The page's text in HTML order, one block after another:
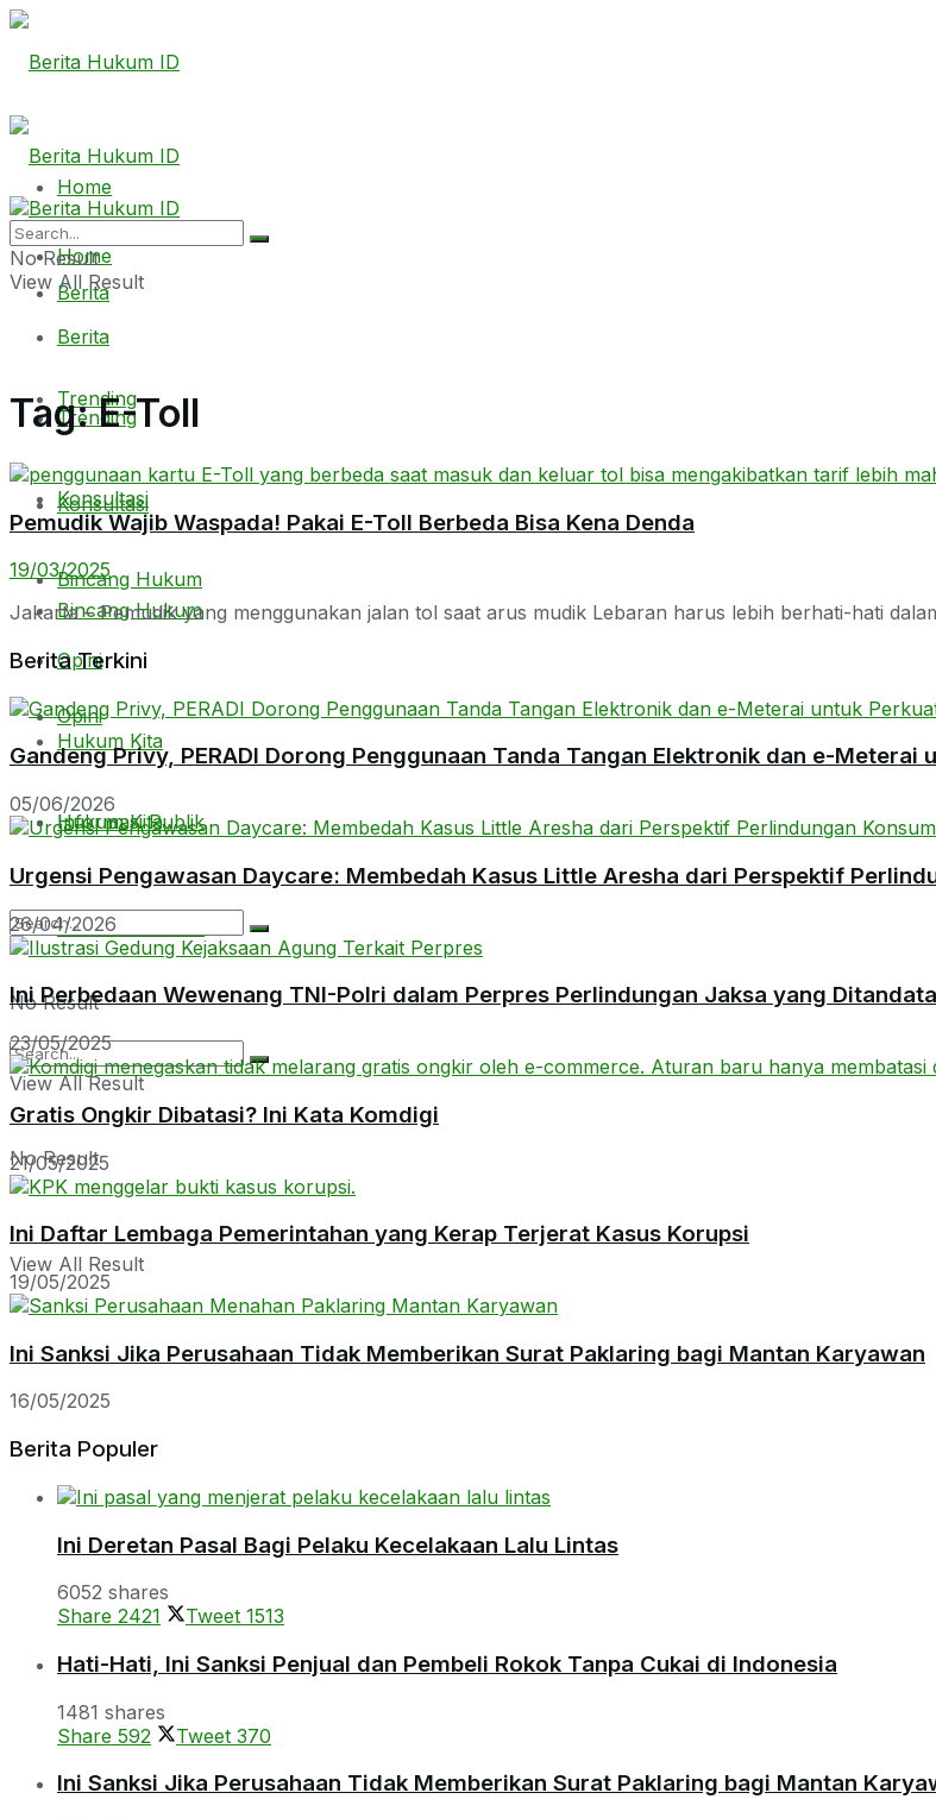
Home
Berita
Trending
Konsultasi
Bincang Hukum
Opini
Hukum Kita
Informasi Publik
No Result
View All Result
Home
Berita
Trending
Konsultasi
Bincang Hukum
Opini
Hukum Kita
Informasi Publik
No Result
View All Result
No Result
View All Result
Tag:E-Toll
Pemudik Wajib Waspada! Pakai E-Toll Berbeda Bisa Kena Denda
19/03/2025
Jakarta – Pemudik yang menggunakan jalan tol saat arus mudik Lebaran harus lebih berhati-hati
Berita Terkini
Gandeng Privy, PERADI Dorong Penggunaan Tanda Tangan Elektronik dan e-
05/06/2026
Urgensi Pengawasan Daycare: Membedah Kasus Little Aresha dari Perspektif
26/04/2026
Ini Perbedaan Wewenang TNI-Polri dalam Perpres Perlindungan Jaksa yang
23/05/2025
Gratis Ongkir Dibatasi? Ini Kata Komdigi
21/05/2025
Ini Daftar Lembaga Pemerintahan yang Kerap Terjerat Kasus Korupsi
19/05/2025
Ini Sanksi Jika Perusahaan Tidak Memberikan Surat Paklaring bagi Mantan Karyawan
16/05/2025
Berita Populer
Ini Deretan Pasal Bagi Pelaku Kecelakaan Lalu Lintas
6052 shares
Share 2421 Tweet 1513
Hati-Hati, Ini Sanksi Penjual dan Pembeli Rokok Tanpa Cukai di Indonesia
1481 shares
Share 592 Tweet 370
Ini Sanksi Jika Perusahaan Tidak Memberikan Surat Paklaring bagi Mantan